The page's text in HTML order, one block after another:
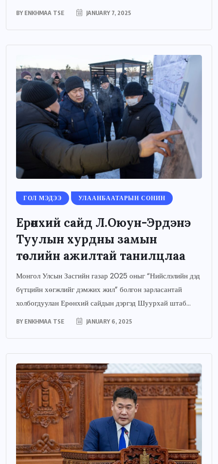
BY ENKHMAA TSE JANUARY 7, 2025
ГОЛ МЭДЭЭ УЛААНБААТАРЫН СОНИН
Ерөнхий сайд Л.Оюун-Эрдэнэ
Туулын хурдны замын
төслийн ажилтай танилцлаа
Монгол Улсын Засгийн газар 2025 оныг “Нийслэлийн дэд
бүтцийн хөгжлийг дэмжих жил” болгон зарласантай
холбогдуулан Ерөнхий сайдын дэргэд Шуурхай штаб...
BY ENKHMAA TSE JANUARY 6, 2025